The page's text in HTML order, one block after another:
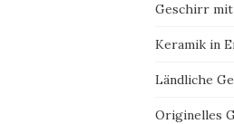
Geschirr
Keramik in
Ländliche
Originelles